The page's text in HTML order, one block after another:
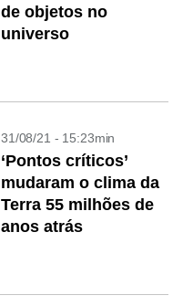
de objetos no
universo
31/08/21 - 15:23min
‘Pontos críticos’
mudaram o clima da
Terra 55 milhões de
anos atrás